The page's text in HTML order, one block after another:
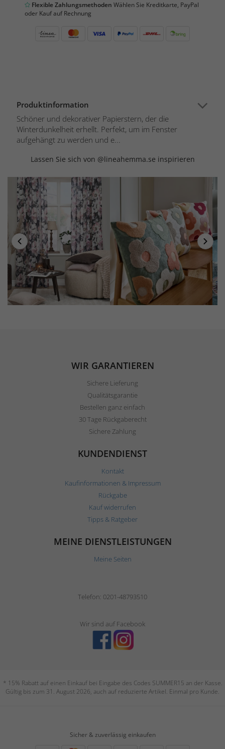
Flexible Zahlungsmethoden Wählen Sie Kreditkarte, PayPal
oder Kauf auf Rechnung
Produktinformation
Schöner und dekorativer Papierstern, der die
Winterdunkelheit erhellt. Perfekt, um im Fenster
aufgehängt zu werden und e...
Lassen Sie sich von @lineahemma.se inspirieren
WIR GARANTIEREN
Sichere Lieferung
Qualitätsgarantie
Bestellen ganz einfach
30 Tage Rückgaberecht
Sichere Zahlung
KUNDENDIENST
Kontakt
Kaufinformationen & Impressum
Rückgabe
Kauf widerrufen
Tipps & Ratgeber
MEINE DIENSTLEISTUNGEN
Meine Seiten
Telefon: 0201-48793510
Wir sind auf Facebook
* 15% Rabatt auf einen Einkauf bei Eingabe des Codes SUMMER15 an der Kasse.
Gültig bis zum 31. August 2026, auch auf reduzierte Artikel. Einmal pro Kunde.
Sicher & zuverlässig einkaufen